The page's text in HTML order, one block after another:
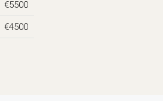
€5500
€4500